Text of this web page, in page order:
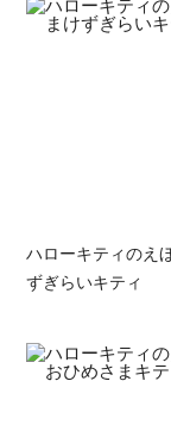
ハローキティの
ずぎらいキティ